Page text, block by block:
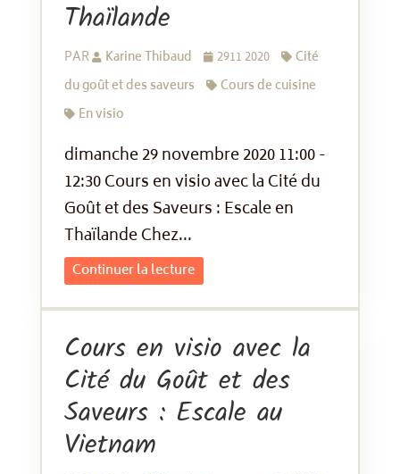
Thaïlande
PAR Karine Thibaud 2911 2020
Cité
du goût et des saveurs
Cours de cuisine
En visio
dimanche 29 novembre 2020 11:00 -
12:30 Cours en visio avec la Cité du
Goût et des Saveurs : Escale en
Thaïlande Chez...
Continuer la lecture
Cours en visio avec la
Cité du Goût et des
Saveurs : Escale au
Vietnam